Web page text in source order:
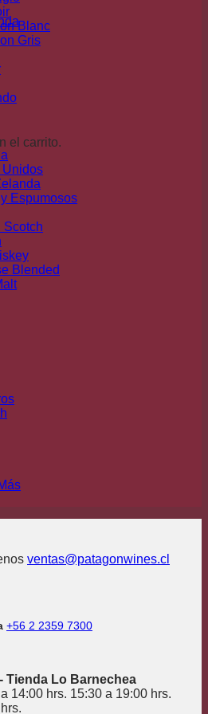
el carrito.
Blanc
Gris
Unidos
Espumosos
Scotch
Blended
ventas@patagonwines.cl
+56 2 2359 7300
Tienda Lo Barnechea
14:00 hrs. 15:30 a 19:00 hrs.